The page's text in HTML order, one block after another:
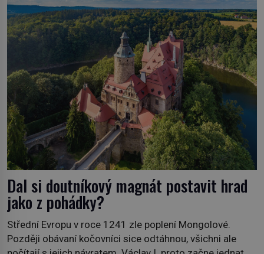
„Je to ošklivá špičatá tiára,“ zhodnotil klenot britský
politik Sir Henry Channon (1897–1958), když si […]
Dal si doutníkový magnát postavit hrad
jako z pohádky?
Střední Evropu v roce 1241 zle poplení Mongolové.
Později obávaní kočovníci sice odtáhnou, všichni ale